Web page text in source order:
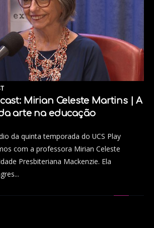
Mirian Celeste Martins | A
arte na educação
da quinta temporada do UCS Play
com a professora Mirian Celeste
Presbiteriana Mackenzie. Ela